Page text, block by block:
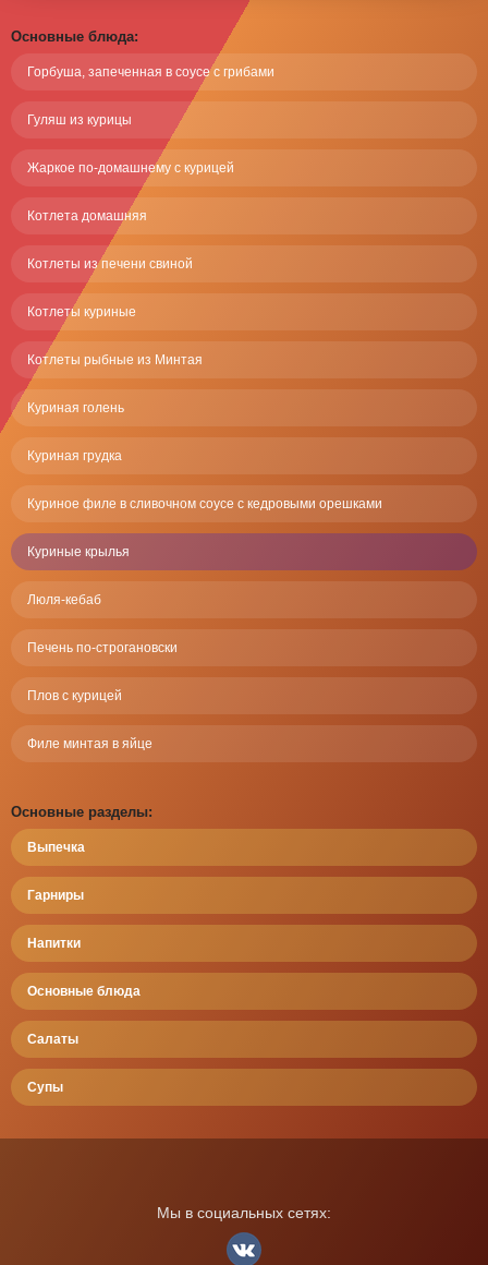
Основные блюда:
Горбуша, запеченная в соусе с грибами
Гуляш из курицы
Жаркое по-домашнему c курицей
Котлета домашняя
Котлеты из печени свиной
Котлеты куриные
Котлеты рыбные из Минтая
Куриная голень
Куриная грудка
Куриное филе в сливочном соусе с кедровыми орешками
Куриные крылья
Люля-кебаб
Печень по-строгановски
Плов с курицей
Филе минтая в яйце
Основные разделы:
Выпечка
Гарниры
Напитки
Основные блюда
Салаты
Супы
Мы в социальных сетях:
Панель управления